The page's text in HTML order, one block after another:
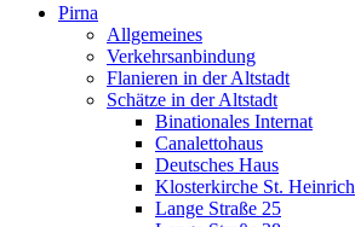
Pirna
Allgemeines
Verkehrsanbindung
Flanieren in der Altstadt
Schätze in der Altstadt
Binationales Internat
Canalettohaus
Deutsches Haus
Klosterkirche St. Heinrich
Lange Straße 25